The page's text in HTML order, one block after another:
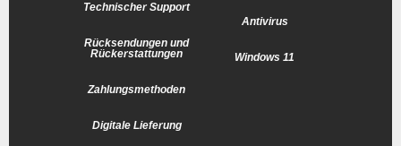
Technischer Support
Rücksendungen und
Rückerstattungen
Zahlungsmethoden
Digitale Lieferung
Antivirus
Windows 11